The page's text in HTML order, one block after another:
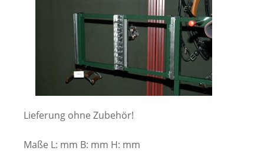
Lieferung ohne Zubehör!
Maße L: mm B: mm H: mm